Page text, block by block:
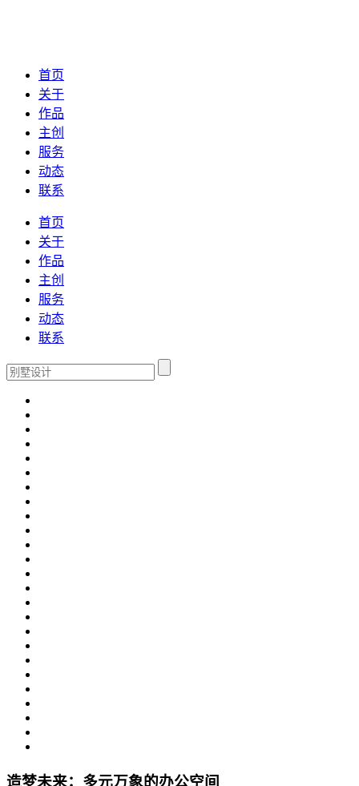
首页
关于
作品
主创
服务
动态
联系
首页
关于
作品
主创
服务
动态
联系
造梦未来：多元万象的办公空间